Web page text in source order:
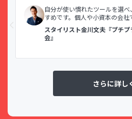
自分が使い慣れたツールを選べ、
すめです。個人や小資本の会社で
スタイリスト金川文夫『プチプラ
会』
さらに詳し